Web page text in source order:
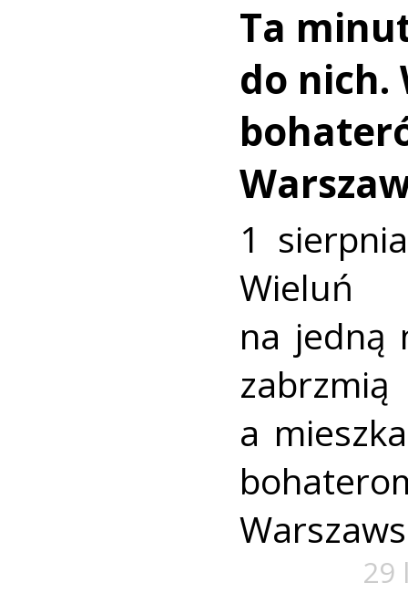
Ta
do nich.
1
na jedną
a
29